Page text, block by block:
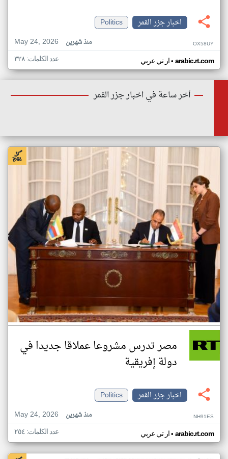
اخبار جزر القمر
Politics
May 24, 2026
منذ شهرين OX58UY
ار تي عربي• arabic.rt.com عدد الكلمات: ٣٢٨
أخر ساعة في اخبار جزر القمر
مصر تدرس مشروعا عملاقا جديدا في
دولة إفريقية
اخبار جزر القمر
Politics
May 24, 2026
منذ شهرين NH91ES
ار تي عربي• arabic.rt.com عدد الكلمات: ٢٥٤